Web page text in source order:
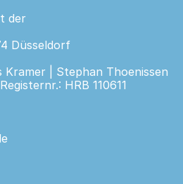
der
Düsseldorf
| Stephan Thoenissen
HRB 110611